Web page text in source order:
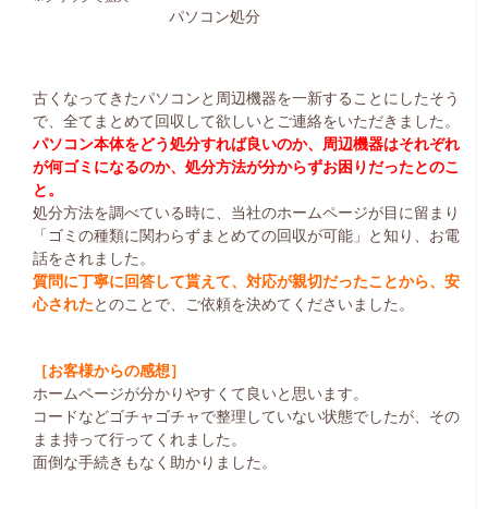
パソコン処分
古くなってきたパソコンと周辺機器を一新することにしたそう
で、全てまとめて回収して欲しいとご連絡をいただきました。
パソコン本体をどう処分すれば良いのか、周辺機器はそれぞれ
が何ゴミになるのか、処分方法が分からずお困りだったとのこ
と。
処分方法を調べている時に、当社のホームページが目に留まり
「ゴミの種類に関わらずまとめての回収が可能」と知り、お電
話をされました。
質問に丁寧に回答して貰えて、対応が親切だったことから、安
心されたとのことで、ご依頼を決めてくださいました。
［お客様からの感想］
ホームページが分かりやすくて良いと思います。
コードなどゴチャゴチャで整理していない状態でしたが、その
まま持って行ってくれました。
面倒な手続きもなく助かりました。